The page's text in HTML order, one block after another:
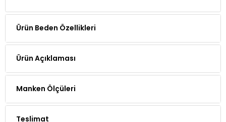
Ürün Beden Özellikleri
Ürün Açıklaması
Manken Ölçüleri
Teslimat